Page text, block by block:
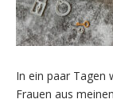
In ein paar Tagen
Frauen aus